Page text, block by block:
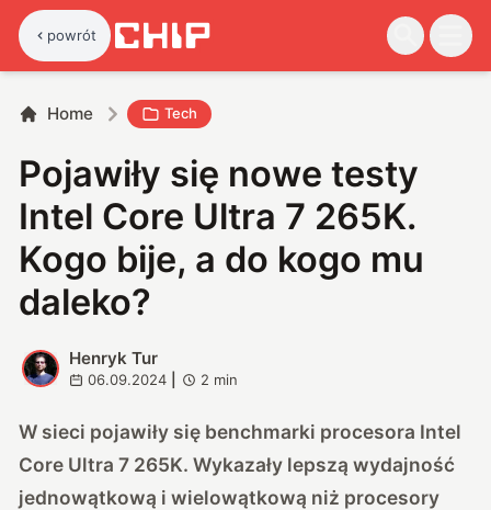
powrót
Home Tech
Pojawiły się nowe testy
Intel Core Ultra 7 265K.
Kogo bije, a do kogo mu
daleko?
H
Henryk Tur
06.09.2024 2 min
W sieci pojawiły się benchmarki procesora Intel
Core Ultra 7 265K. Wykazały lepszą wydajność
jednowątkową i wielowątkową niż procesory